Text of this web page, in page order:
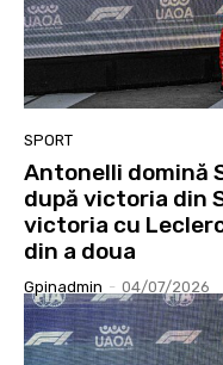
SPORT
Antonelli domină
după victoria din
victoria cu
din a doua
Gpinadmin - 04/07/2026